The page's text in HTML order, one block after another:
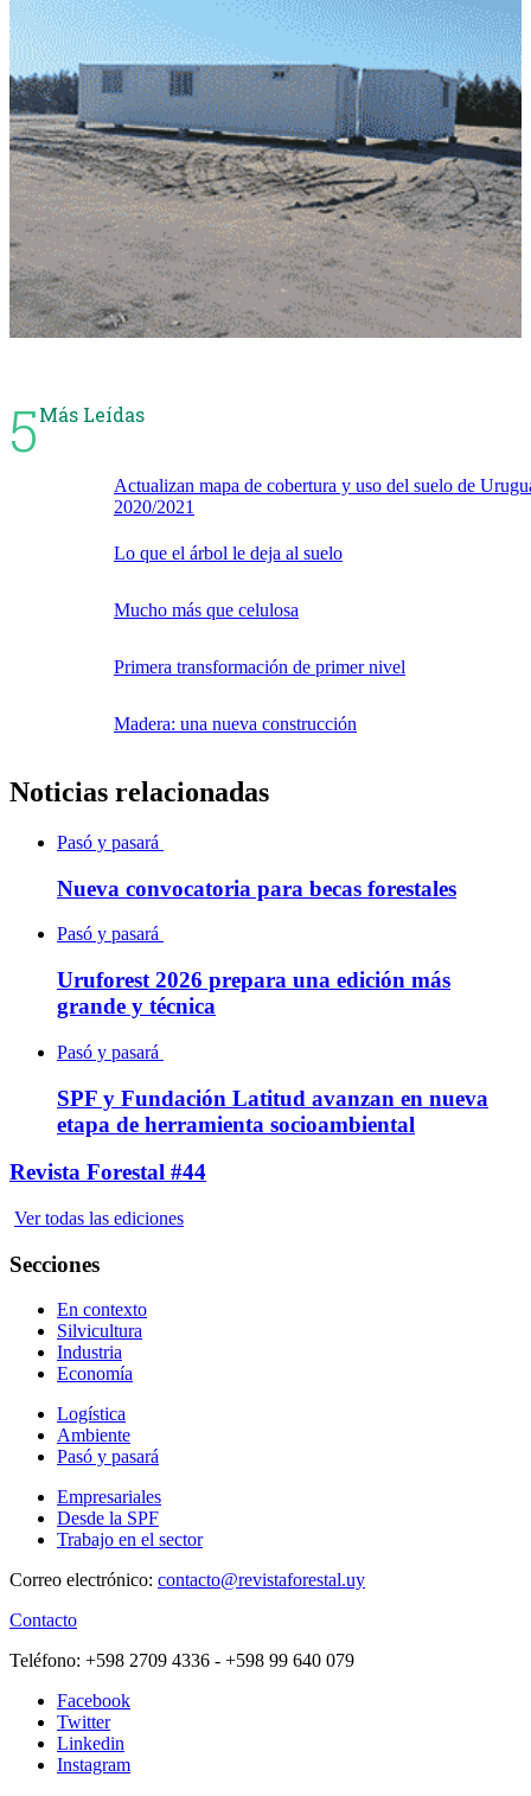
5Más Leídas
Actualizan mapa de cobertura y uso del suelo de
2020/2021
Lo que el árbol le deja al suelo
Mucho más que celulosa
Primera transformación de primer nivel
Madera: una nueva construcción
Noticias relacionadas
Pasó y pasará
Nueva convocatoria para becas forestales
Pasó y pasará
Uruforest 2026 prepara una edición más
grande y técnica
Pasó y pasará
SPF y Fundación Latitud avanzan en nueva
etapa de herramienta socioambiental
Revista Forestal #44
Ver todas las ediciones
Secciones
En contexto
Silvicultura
Industria
Economía
Logística
Ambiente
Pasó y pasará
Empresariales
Desde la SPF
Trabajo en el sector
Correo electrónico: contacto@revistaforestal.uy
Contacto
Teléfono: +598 2709 4336 ­- +598 99 640 079
Facebook
Twitter
Linkedin
Instagram